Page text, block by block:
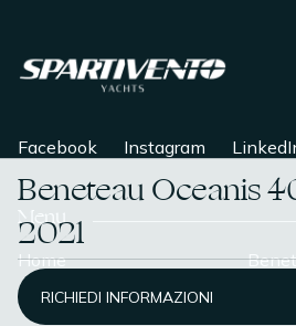
Beneteau Oceanis
2021
RICHIEDI INFORMAZIONI
Facebook Instagram
Menu
Home
Chi Siamo